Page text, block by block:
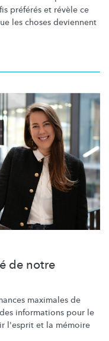
préférés et révèle ce
les choses deviennent
de notre
maximales de
informations pour le
l'esprit et la mémoire